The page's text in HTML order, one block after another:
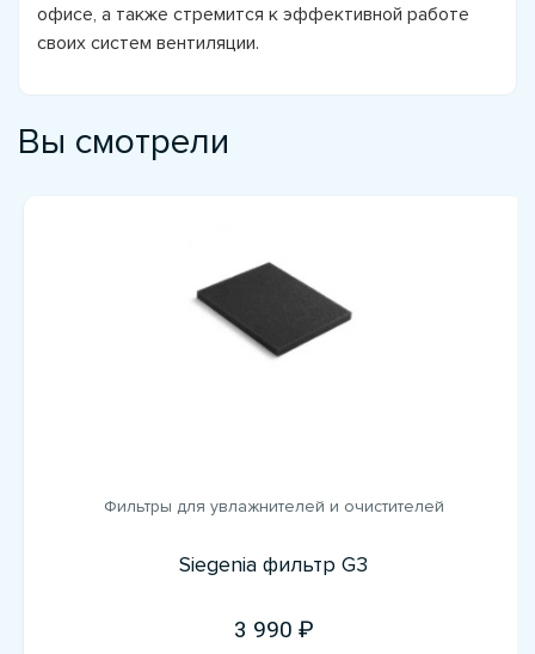
офисе, а также стремится к эффективной работе
своих систем вентиляции.
Вы смотрели
Фильтры для увлажнителей и очистителей
Siegenia фильтр G3
3 990